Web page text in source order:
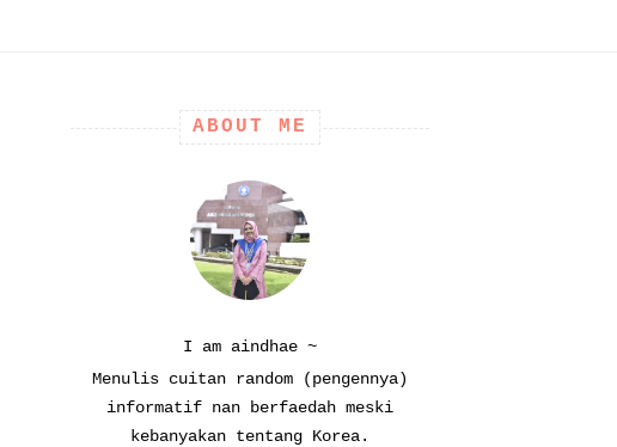
ABOUT ME
I am aindhae ~
Menulis cuitan random (pengennya)
informatif nan berfaedah meski
kebanyakan tentang Korea.